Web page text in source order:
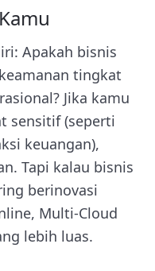
Apakah bisnis
tingkat
Jika kamu
sensitif (seperti
keuangan),
Tapi kalau bisnis
berinovasi
Multi-Cloud
lebih luas.